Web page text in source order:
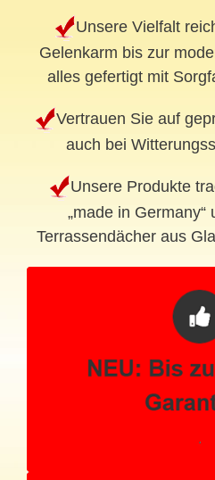
Unsere Vielfalt
Gelenkarm bis zur
alles gefertigt mit
Vertrauen Sie auf
auch bei
Unsere Produkte
„made in Germany“
Terrassendächer aus